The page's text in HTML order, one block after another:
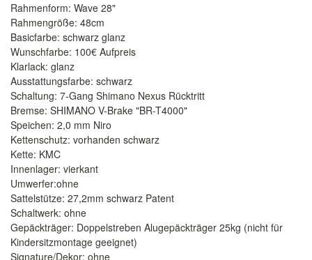
Rahmenform: Wave 28"
Rahmengröße: 48cm
Basicfarbe: schwarz glanz
Wunschfarbe: 100€ Aufpreis
Klarlack: glanz
Ausstattungsfarbe: schwarz
Schaltung: 7-Gang Shimano Nexus Rücktritt
Bremse: SHIMANO V-Brake "BR-T4000"
Speichen: 2,0 mm Niro
Kettenschutz: vorhanden schwarz
Kette: KMC
Innenlager: vierkant
Umwerfer:ohne
Sattelstütze: 27,2mm schwarz Patent
Schaltwerk: ohne
Gepäckträger: Doppelstreben Alugepäckträger 25kg (nicht für
Kindersitzmontage geeignet)
Signature/Dekor: ohne